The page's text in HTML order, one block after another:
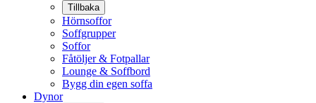
Tillbaka
Hörnsoffor
Soffgrupper
Soffor
Fåtöljer & Fotpallar
Lounge & Soffbord
Bygg din egen soffa
Dynor